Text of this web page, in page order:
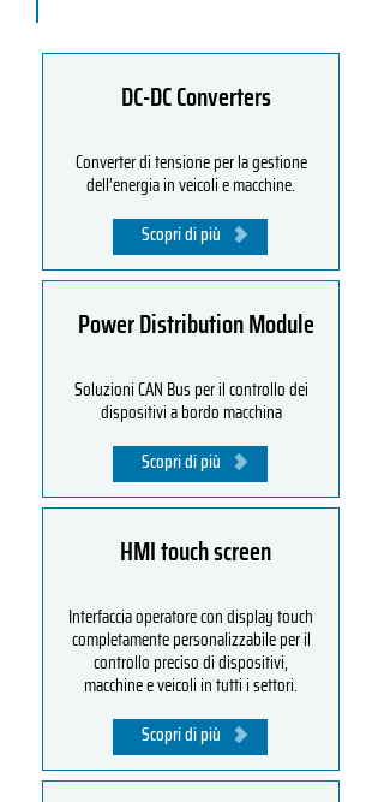
DC-DC Converters
Converter di tensione per la gestione
dell’energia in veicoli e macchine.
Scopri di più
Power Distribution Module
Soluzioni CAN Bus per il controllo dei
dispositivi a bordo macchina
Scopri di più
HMI touch screen
Interfaccia operatore con display touch
completamente personalizzabile per il
controllo preciso di dispositivi,
macchine e veicoli in tutti i settori.
Scopri di più